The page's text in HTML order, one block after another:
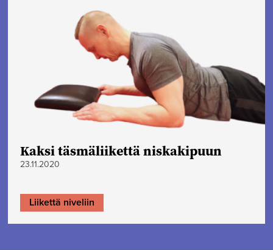
Kaksi täsmäliikettä niskakipuun
23.11.2020
Liikettä niveliin